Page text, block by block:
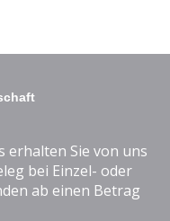
erhalten Sie von uns
bei Einzel- oder
ab einen Betrag